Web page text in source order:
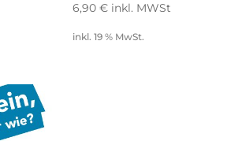
6,90 € inkl. MWSt
inkl. 19 % MwSt.